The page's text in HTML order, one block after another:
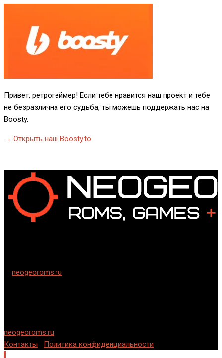
Привет, ретрогеймер! Если тебе нравится наш проект и тебе
не безразлична его судьба, ты можешь поддержать нас на
Boosty.
→ Открыть наш Boosty.to
neogeoroms.ru
neogeoroms.ru
Контакты
Политика конфиденциальности